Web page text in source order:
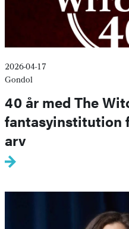
2026-04-17
Gondol
40 år med The
fantasyinstitution
arv